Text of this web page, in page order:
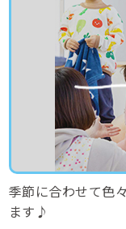
季節に合わせて色
ます♪